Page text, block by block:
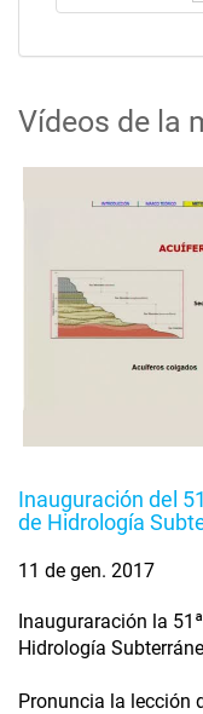
Vídeos de la
Inauguración del
de Hidrología
11 de gen. 2017
Inauguraración la
Hidrología
Pronuncia la lección